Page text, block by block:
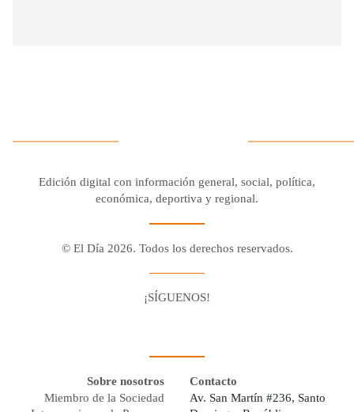
Edición digital con información general, social, política,
económica, deportiva y regional.
© El Día 2026. Todos los derechos reservados.
¡SÍGUENOS!
Sobre nosotros
Miembro de la Sociedad
Contacto
Av. San Martín #236, Santo